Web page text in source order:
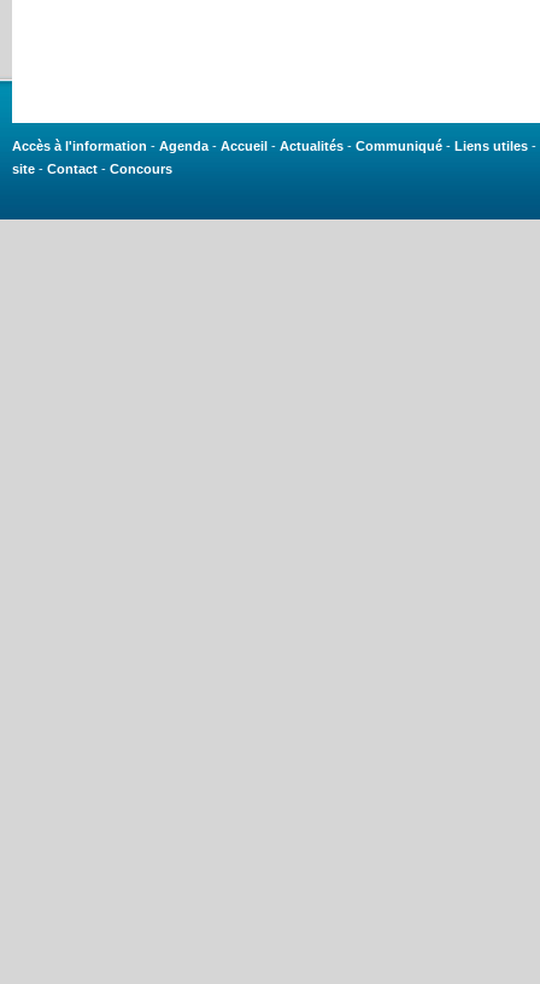
Accès à l'information - Agenda - Accueil - Actualités - Communiqué - Liens utiles -
site - Contact - Concours